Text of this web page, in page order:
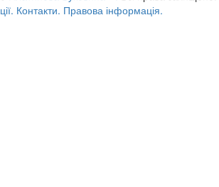
Контакти. Правова інформація.